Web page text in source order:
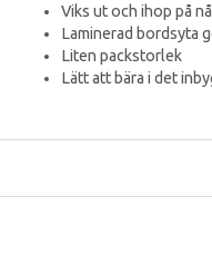
Viks ut och ihop på
Laminerad bordsyta
Liten packstorlek
Lätt att bära i det